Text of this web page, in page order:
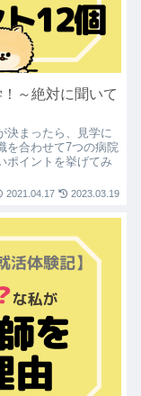
～絶対に聞いて
決まったら、見学に
を合わせて7つの病院
ポイントを挙げてみ
2021.04.17 2023.03.19